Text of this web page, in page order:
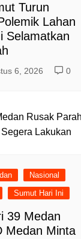
Turun
Lahan
Selamatkan
6, 2026 0
Nasional
Sumut Hari Ini
39 Medan
Medan Minta